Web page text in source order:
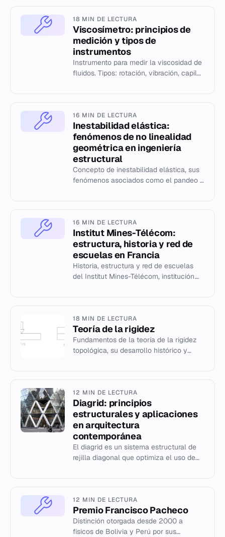
18 MIN DE LECTURA
Viscosímetro: principios de
medición y tipos de
instrumentos
Instrumento para medir la viscosidad de
fluidos. Tipos: rotación, vibración, capilar
16 MIN DE LECTURA
Inestabilidad elástica:
fenómenos de no linealidad
geométrica en ingeniería
estructural
Concepto de inestabilidad elástica, sus
fenómenos asociados como el pandeo y
16 MIN DE LECTURA
Institut Mines-Télécom:
estructura, historia y red de
escuelas en Francia
Historia, estructura y red de escuelas
del Institut Mines-Télécom, institución
18 MIN DE LECTURA
Teoría de la rigidez
Fundamentos de la teoría de la rigidez
topológica, su desarrollo histórico y
12 MIN DE LECTURA
Diagrid: principios
estructurales y aplicaciones
en arquitectura
contemporánea
El diagrid es un sistema estructural de
rejilla diagonal que optimiza el uso de
12 MIN DE LECTURA
Premio Francisco Pacheco
Distinción otorgada desde 2000 a
físicos de Bolivia y Perú por sus